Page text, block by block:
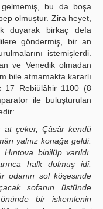
gelmemiş, bu da boşa
olmuştur. Zira heyet,
duyarak birkaç defa
göndermiş, bir an
istemişlerdi.
ve Venedik olmadan
bile atmamakta kararlı
17 Rebiülâhir 1100 (8
ile buluşturulan
at çeker, Çâsâr kendü
yalnız konağa geldi.
binilüp varıldı.
halk dolmuş idi.
odanın sol köşesinde
sofanın üstünde
bir iskemlenin